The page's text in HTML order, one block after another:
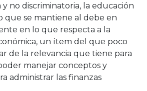
no discriminatoria, la educación
que se mantiene al debe en
en lo que respecta a la
un ítem del que poco
de la relevancia que tiene para
manejar conceptos y
administrar las finanzas